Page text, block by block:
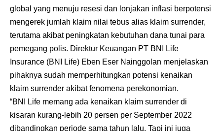
global yang menuju resesi dan lonjakan inflasi berpotensi
mengerek jumlah klaim nilai tebus alias klaim surrender,
terutama akibat peningkatan kebutuhan dana tunai para
pemegang polis. Direktur Keuangan PT BNI Life
Insurance (BNI Life) Eben Eser Nainggolan menjelaskan
pihaknya sudah memperhitungkan potensi kenaikan
klaim surrender akibat fenomena perekonomian.
“BNI Life memang ada kenaikan klaim surrender di
kisaran kurang-lebih 20 persen per September 2022
dibandingkan periode sama tahun lalu. Tapi ini juga